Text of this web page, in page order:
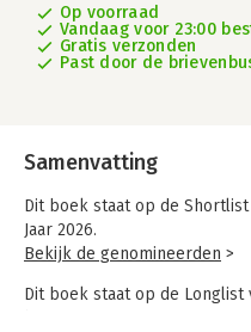
Op voorraad
Vandaag voor 23:00
Gratis verzonden
Past door de
Samenvatting
Dit boek staat op de
Jaar 2026.
Bekijk de genomineerden >
Dit boek staat op de Longlist